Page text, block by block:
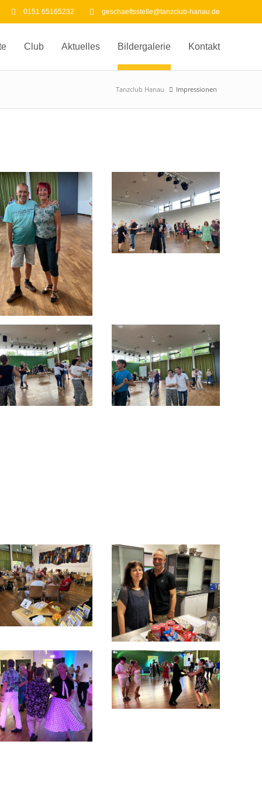
0151 65165232 geschaeftsstelle@tanzclub-hanau.de
Club Aktuelles Bildergalerie Kontakt
Tanzclub Hanau Impressionen